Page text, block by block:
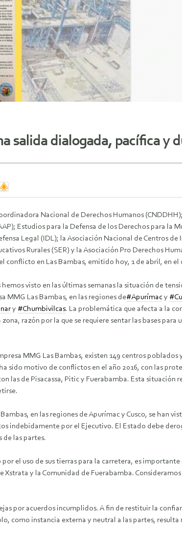
salida dialogada, pacífica y
Nacional de Derechos Humanos
Estudios para la Defensa de los Derechos para la
Legal (IDL); la Asociación Nacional de Centros
Rurales (SER) y la Asociación Pro Derechos
conflicto en Las Bambas, emitido hoy, 1 de abril, en el
hemos visto en las últimas semanas la situación de
MMG Las Bambas, en las regiones de#Apurímacy
y #Chumbivilcas. La problemática que afecta a la
razón por la que se requiere sentar las bases
MMG Las Bambas, existen 149 centros
motivo de conflictos en el año 2016, con las
las de Pisacassa, Pitic y Fuerabamba. Esta situación
en las regiones de Apurímac y Cusco, se han
indebidamente por el Ejecutivo. El Estado debe
de las partes.
el uso de sus tierras para la carretera, es
y la Comunidad de Fuerabamba.
por acuerdos incumplidos. A fin de restituir la
como instancia externa y neutral a las partes,